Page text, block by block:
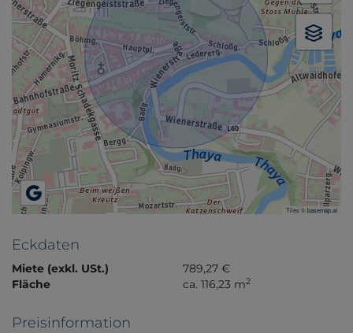
Tiles ©basemap.at
Eckdaten
Miete (exkl. USt.)
789,27 €
Fläche
ca. 116,23 m2
Preisinformation